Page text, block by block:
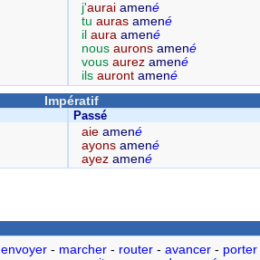
j'aurai amené
tu auras amené
il aura amené
nous aurons amené
vous aurez amené
ils auront amené
Impératif
Passé
aie amené
ayons amené
ayez amené
envoyer- marcher- router- avancer- porter